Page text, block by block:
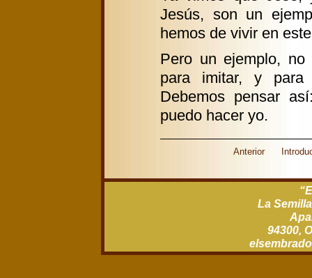
Jesús, son un
hemos de vivir en
Pero un ejemplo,
para imitar, y
Debemos pensar
puedo hacer yo.
Anterior
La
94300,